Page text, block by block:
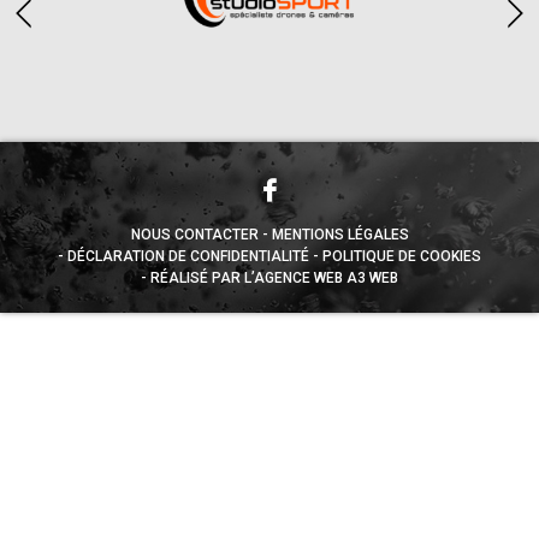
NOUS CONTACTER
MENTIONS LÉGALES
DÉCLARATION DE CONFIDENTIALITÉ
POLITIQUE DE COOKIES
RÉALISÉ PAR L’AGENCE WEB A3 WEB